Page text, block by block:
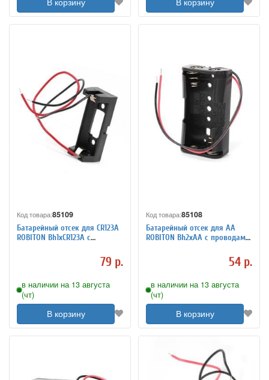
В корзину В корзину
Код товара:85109
Батарейный отсек для CR123A
ROBITON Bh1xCR123A с
79 р.
в наличии на 13 августа
(чт)
В корзину
Код товара:85108
Батарейный отсек для АА
ROBITON Bh2xAA с проводами
54 р.
в наличии на 13 августа
(чт)
В корзину